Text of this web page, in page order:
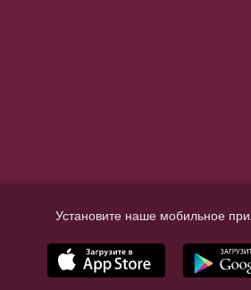
Установите наше мобильное